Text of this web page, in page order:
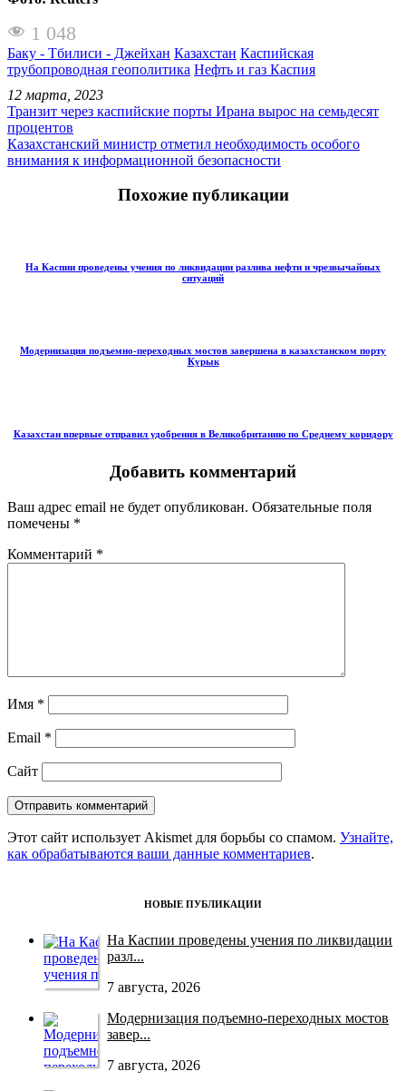
1 048
Баку - Тбилиси - Джейхан Казахстан Каспийская
трубопроводная геополитика Нефть и газ Каспия
12 марта, 2023
Транзит через каспийские порты Ирана вырос на семьдесят
процентов
Казахстанский министр отметил необходимость особого
внимания к информационной безопасности
Похожие публикации
На Каспии проведены учения по ликвидации разлива нефти и чрезвычайных
ситуаций
Модернизация подъемно-переходных мостов завершена в казахстанском порту
Курык
Казахстан впервые отправил удобрения в Великобританию по Среднему коридору
Добавить комментарий
Ваш адрес email не будет опубликован. Обязательные поля
помечены *
Комментарий *
Имя *
Email *
Сайт
Этот сайт использует Akismet для борьбы со спамом. Узнайте,
как обрабатываются ваши данные комментариев.
НОВЫЕ ПУБЛИКАЦИИ
На Каспии проведены учения по ликвидации
разл...
7 августа, 2026
Модернизация подъемно-переходных мостов
завер...
7 августа, 2026